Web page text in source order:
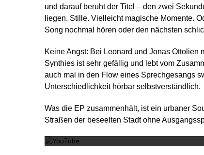
und darauf beruht der Titel – den zwei
liegen. Stille. Vielleicht magische Momente.
Song nochmal hören oder den nächsten
Keine Angst: Bei Leonard und Jonas Ottolien
Synthies ist sehr gefällig und lebt vom
auch mal in den Flow eines Sprechgesangs
Unterschiedlichkeit hörbar selbstverständlich.
Was die EP zusammenhält, ist ein urbaner
Straßen der beseelten Stadt ohne